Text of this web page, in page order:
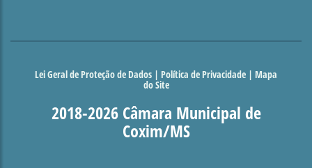
Lei Geral de Proteção de Dados Política de Privacidade
Mapa
do Site
2018-2026 Câmara Municipal de
Coxim/MS